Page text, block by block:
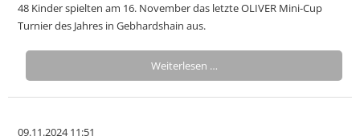
48 Kinder spielten am 16. November das letzte OLIVER Mini-Cup
Turnier des Jahres in Gebhardshain aus.
Weiterlesen …
09.11.2024 11:51